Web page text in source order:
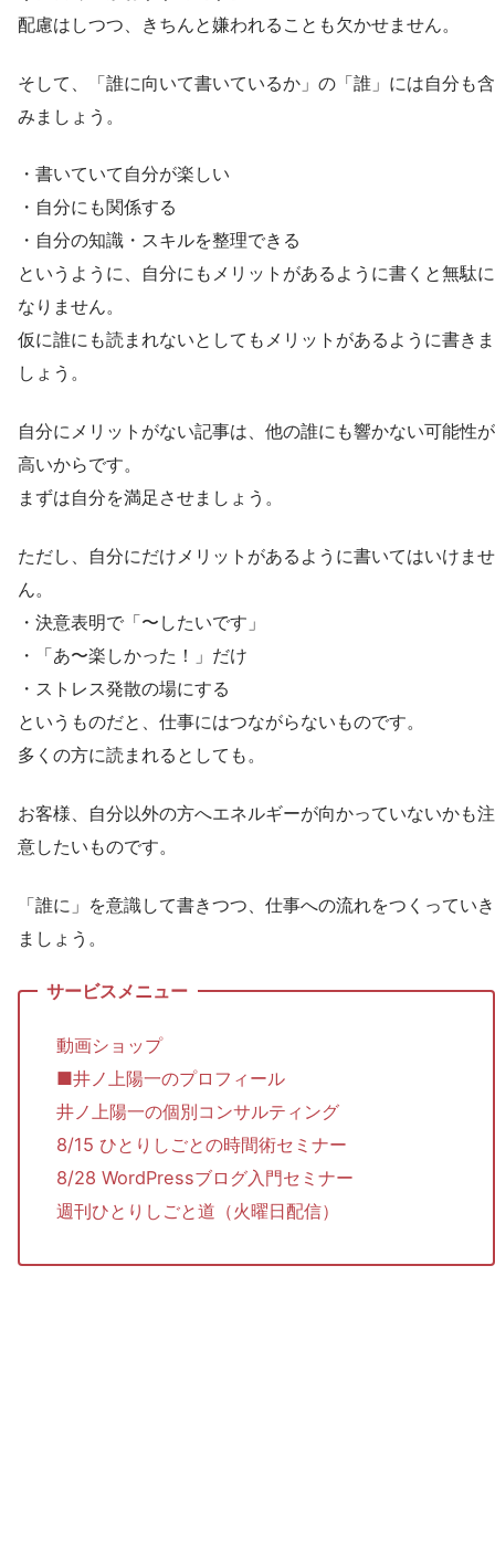
配慮はしつつ、きちんと嫌われることも欠かせません。
そして、「誰に向いて書いているか」の「誰」には自分も含
みましょう。
・書いていて自分が楽しい
・自分にも関係する
・自分の知識・スキルを整理できる
というように、自分にもメリットがあるように書くと無駄に
なりません。
仮に誰にも読まれないとしてもメリットがあるように書きま
しょう。
自分にメリットがない記事は、他の誰にも響かない可能性が
高いからです。
まずは自分を満足させましょう。
ただし、自分にだけメリットがあるように書いてはいけませ
ん。
・決意表明で「〜したいです」
・「あ〜楽しかった！」だけ
・ストレス発散の場にする
というものだと、仕事にはつながらないものです。
多くの方に読まれるとしても。
お客様、自分以外の方へエネルギーが向かっていないかも注
意したいものです。
「誰に」を意識して書きつつ、仕事への流れをつくっていき
ましょう。
動画ショップ
■井ノ上陽一のプロフィール
井ノ上陽一の個別コンサルティング
8/15 ひとりしごとの時間術セミナー
8/28 WordPressブログ入門セミナー
週刊ひとりしごと道（火曜日配信）